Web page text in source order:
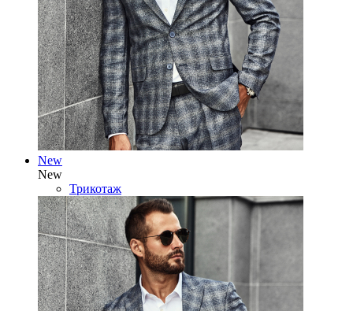
New
New
Трикотаж